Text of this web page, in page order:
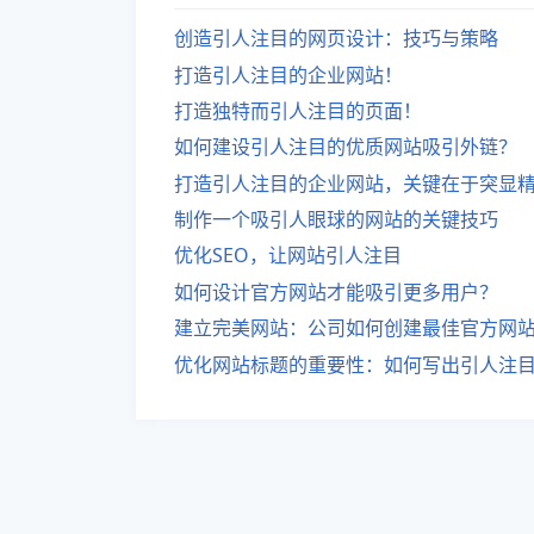
创造引人注目的网页设计：技巧与策略
打造引人注目的企业网站！
打造独特而引人注目的页面！
如何建设引人注目的优质网站吸引外链？
打造引人注目的企业网站，关键在于突显
制作一个吸引人眼球的网站的关键技巧
优化SEO，让网站引人注目
如何设计官方网站才能吸引更多用户？
建立完美网站：公司如何创建最佳官方网
优化网站标题的重要性：如何写出引人注